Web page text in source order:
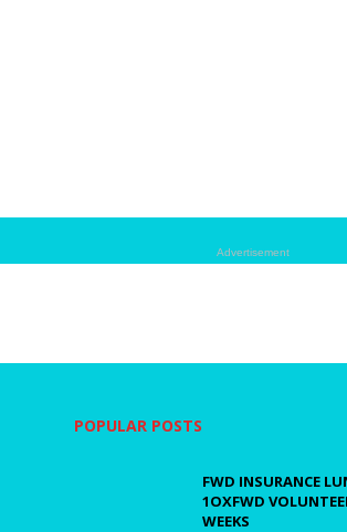
Advertisement
POPULAR POSTS
FWD INSURANCE
1OXFWD
WEEKS